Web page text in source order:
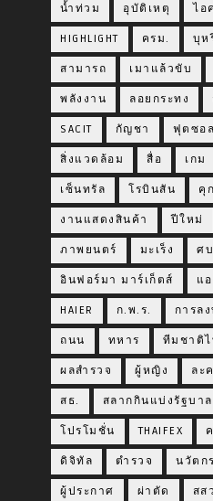
น้ำท่วม อุบัติเหตุ ไอ
HIGHLIGHT ครม. บุห
สามารถ เมาแล้วขับ
พลังงาน ลอยกระทง
SACIT กัญชา ฟุตซอล
สิ่งแวดล้อม สื่อ เกม
เซ็นทรัล โรบินสัน คุ
งานแสดงสินค้า ปีใหม่
ภาพยนตร์ มะเร็ง ศ
อินฟอร์มา มาร์เก็ตส์ แ
HAIER ก.พ.ร. การล
ถนน ทหาร ทีมชาติไ
ผลสำรวจ ผู้หญิง ละ
สธ. สลากกินแบ่งรัฐบาล
โปรโมชั่น THAIFEX
ดิจิทัล ตำรวจ นวัตก
ผู้ประกาศ ผ่าตัด สส